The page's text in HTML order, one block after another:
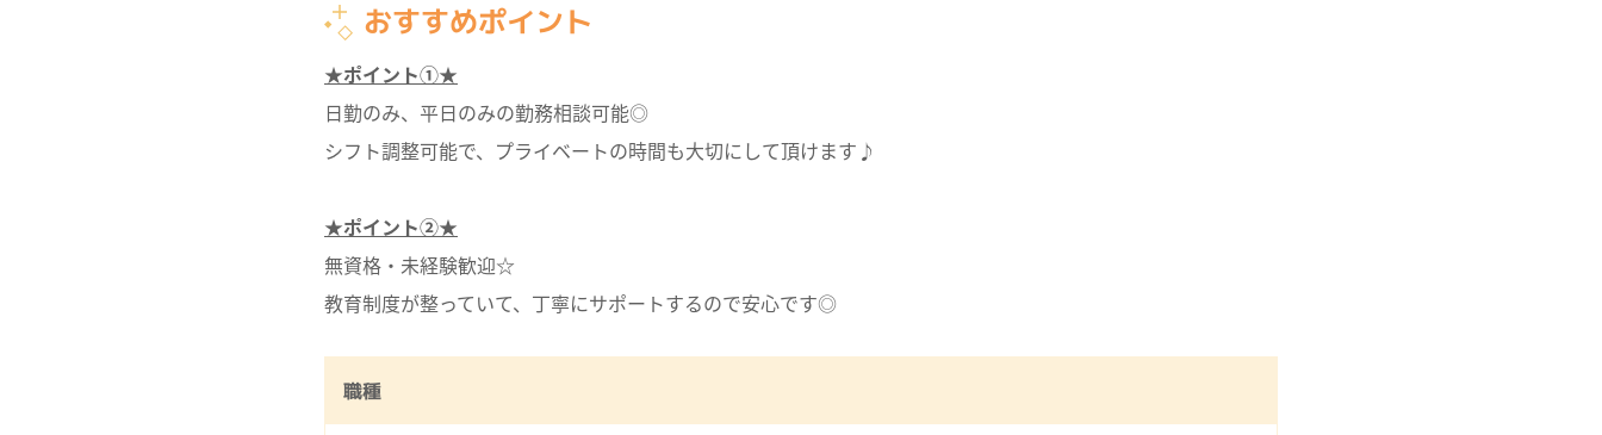
おすすめポイント
★ポイント①★
日勤のみ、平日のみの勤務相談可能◎
シフト調整可能で、プライベートの時間も大切にして頂けます♪
★ポイント②★
無資格・未経験歓迎☆
教育制度が整っていて、丁寧にサポートするので安心です◎
職種